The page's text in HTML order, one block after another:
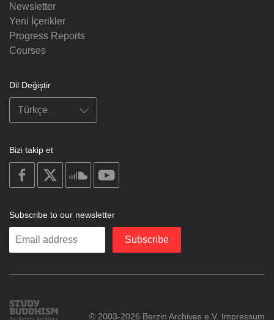
Newsletter
Yeni İçerikler
Progress Reports
Courses
Dil Değiştir
Bizi takip et
on
facebook
soundcloud
Subscribe to our newsletter
Enter
Subscribe
Study
Buddhism
© 2003-2026 Berzin Archives e.V. Impressum